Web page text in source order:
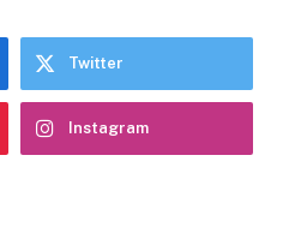
Twitter
Instagram